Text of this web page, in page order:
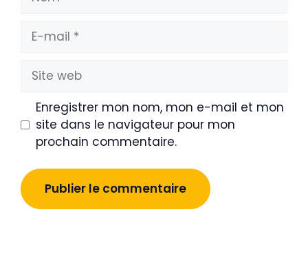
mail
Site
web
Enregistrer mon nom, mon e-mail et mon
site dans le navigateur pour mon
prochain commentaire.